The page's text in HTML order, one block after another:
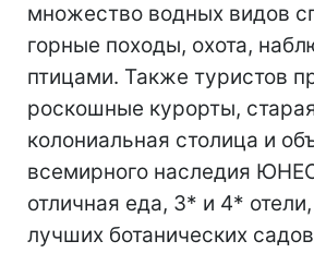
множество водных видов
горные походы, охота,
птицами. Также туристов
роскошные курорты,
колониальная столица и
всемирного наследия
отличная еда, 3* и 4*
лучших ботанических